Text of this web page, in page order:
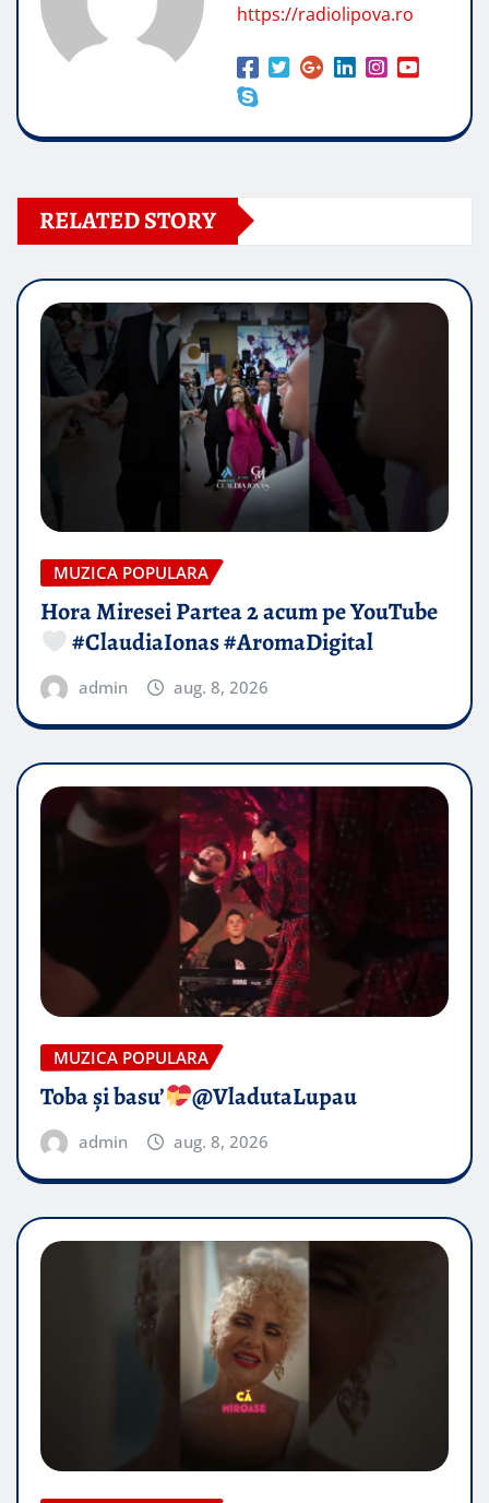
https://radiolipova.ro
RELATED STORY
MUZICA POPULARA
Hora Miresei Partea 2 acum pe YouTube
#ClaudiaIonas #AromaDigital
admin aug. 8, 2026
MUZICA POPULARA
Toba și basu’ @VladutaLupau
admin aug. 8, 2026